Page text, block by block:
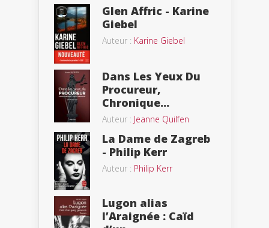
Glen Affric - Karine
Giebel
Auteur : Karine Giebel
Dans Les Yeux Du
Procureur,
Chronique...
Auteur : Jeanne Quilfen
La Dame de Zagreb
- Philip Kerr
Auteur : Philip Kerr
Lugon alias
l’Araignée : Caïd